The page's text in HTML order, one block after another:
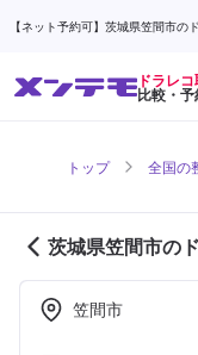
【ネット予約可】茨城県笠間市の
ドラレコ
比較・
トップ 全国の
茨城県笠間市の
店舗紹介 (1ペー
笠間市